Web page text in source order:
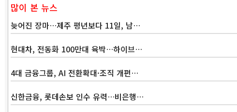
많이 본 뉴스
늦어진 장마…제주 평년보다 11일, 남…
현대차, 전동화 100만대 육박…하이브…
4대 금융그룹, AI 전환확대·조직 개편…
신한금융, 롯데손보 인수 유력…비은행…